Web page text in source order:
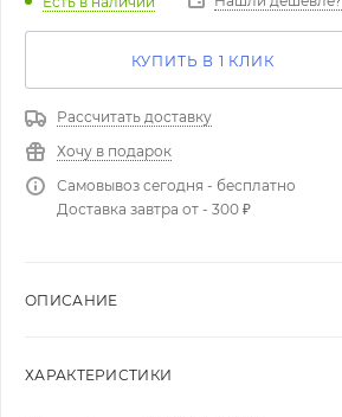
КУПИТЬ В 1 КЛИК
Рассчитать доставку
Хочу в подарок
Самовывоз сегодня - бесплатно
Доставка завтра от - 300 ₽
ОПИСАНИЕ
ХАРАКТЕРИСТИКИ